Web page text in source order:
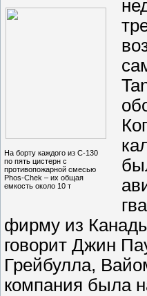
На борту каждого из С-130
по пять цистерн с
противопожарной смесью
Phos-Chek – их общая
емкость около 10 т
фирму из
говорит Джин
Грейбулла,
компания была